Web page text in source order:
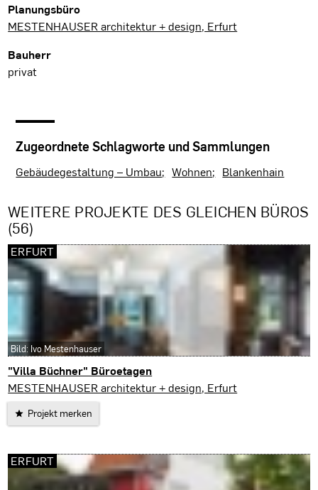
Planungsbüro
MESTENHAUSER architektur + design, Erfurt
Bauherr
privat
Zugeordnete Schlagworte und Sammlungen
Gebäudegestaltung – Umbau Wohnen Blankenhain
WEITERE PROJEKTE DES GLEICHEN BÜROS
(56)
"Villa Büchner" Büroetagen
Erfurt
MESTENHAUSER architektur + design, Erfurt
Projekt merken
ERFURT
Bild: Ivo Mestenhauser
ERFURT